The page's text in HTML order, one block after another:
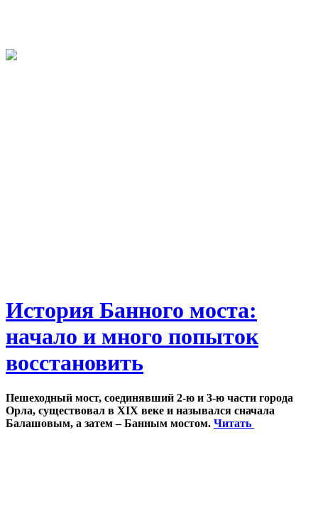
История Банного моста:
начало и много попыток
восстановить
Пешеходный мост, соединявший 2-ю и 3-ю части города
Орла, существовал в XIX веке и назывался сначала
Балашовым, а затем – Банным мостом. Читать